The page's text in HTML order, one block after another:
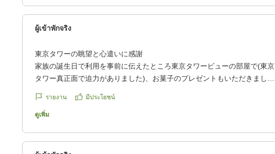
ผู้เข้าพักจริง
東京タワーの眺望と心遣いに感謝
家族の誕生日で利用を事前に伝えたところ東京タワービューの部屋で(東京
タワー真正面で迫力がありました)、お菓子のプレゼントもいただきまし
いたのが便利でした。夏なのに便座が熱くて調節できなかった、マットレ
スが柔らかく好みではなかったのが残念でした。
https://review.travel.rakuten.co.jp/hotel/voice/28506?
reviewId=33123478604038
รายงาน มีประโยชน์
ดูเพิ่ม